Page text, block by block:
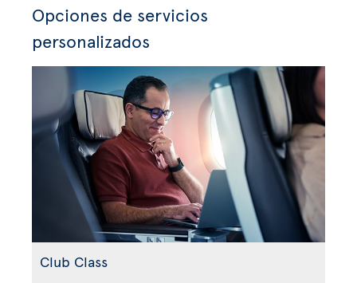
Opciones de servicios
personalizados
Club Class